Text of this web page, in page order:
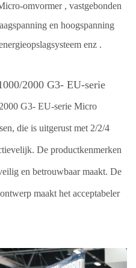
omvormer , vastgebonden
en hoogspanning
enz .
2000 G3- EU-serie
G3- EU-serie Micro
die is uitgerust met 2/2/4
De productkenmerken
en betrouwbaar maakt. De
maakt het acceptabeler